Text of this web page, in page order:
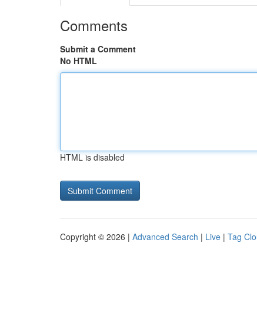
Comments
Submit a Comment
No HTML
HTML is disabled
Copyright © 2026 | Advanced Search | Live | Tag